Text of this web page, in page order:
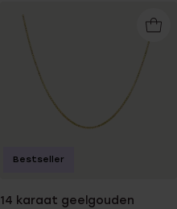
14 karaat geelgouden
Bestseller